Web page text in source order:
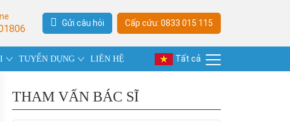
Gửi câu hỏi Cấp cứu: 0833 015 115
TUYỂN DỤNG LIÊN HỆ Tất cả
THAM VẤN BÁC SĨ